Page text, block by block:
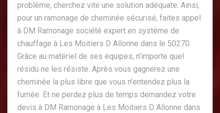
problème, cherchez vite une solution adéquate. Ainsi,
pour un ramonage de cheminée sécurisé, faites appel
à DM Ramonage société expert en système de
chauffage à Les Moitiers D Allonne dans le 50270.
Grâce au matériel de ses équipes, n’importe quel
résidu ne les résiste. Après vous gagnerez une
cheminée la plus libre que vous n’entendez plus la
fumée. Et ne perdez plus de temps demandez votre
devis à DM Ramonage à Les Moitiers D Allonne dans